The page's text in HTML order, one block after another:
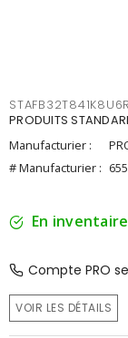
PRODUITS
Manufacturier :
# Manufacturier :
En inventaire
Compte PRO
VOIR LES DÉTAILS